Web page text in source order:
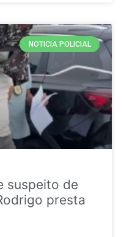
NOTICIA POLICIAL
suspeito de
presta